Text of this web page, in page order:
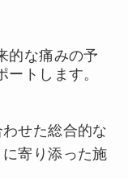
的な痛みの予
トします。
せた総合的な
寄り添った施